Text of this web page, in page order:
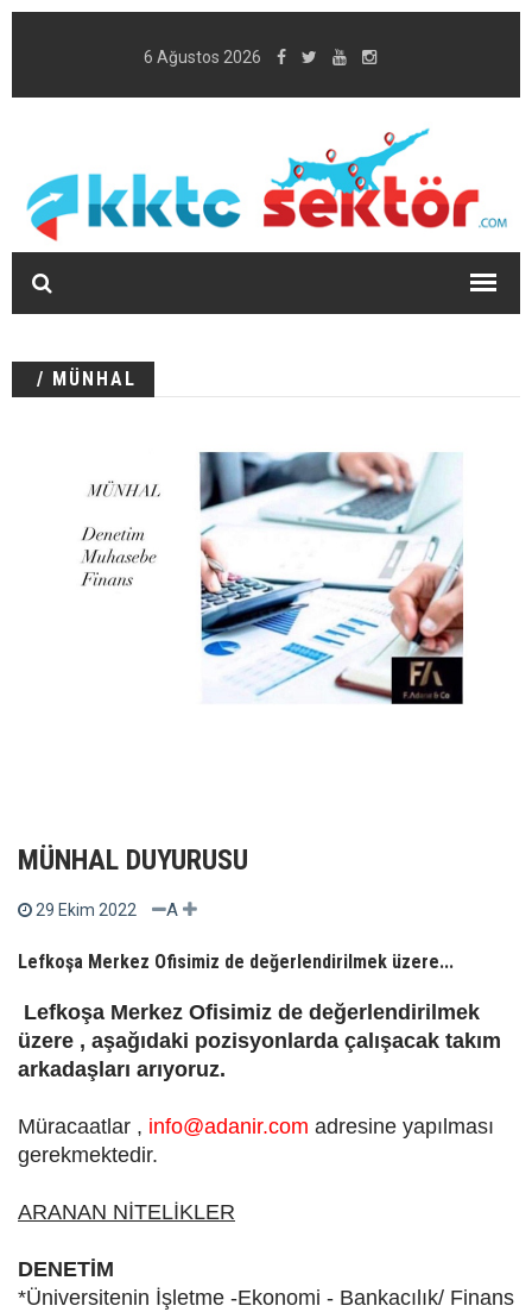
6 Ağustos 2026
/ MÜNHAL
MÜNHAL DUYURUSU
29 Ekim 2022 A
Lefkoşa Merkez Ofisimiz de değerlendirilmek üzere...
Lefkoşa Merkez Ofisimiz de değerlendirilmek
üzere , aşağıdaki pozisyonlarda çalışacak takım
arkadaşları arıyoruz.
Müracaatlar , info@adanir.com adresine yapılması
gerekmektedir.
ARANAN NİTELİKLER
DENETİM
*Üniversitenin İşletme -Ekonomi - Bankacılık/ Finans